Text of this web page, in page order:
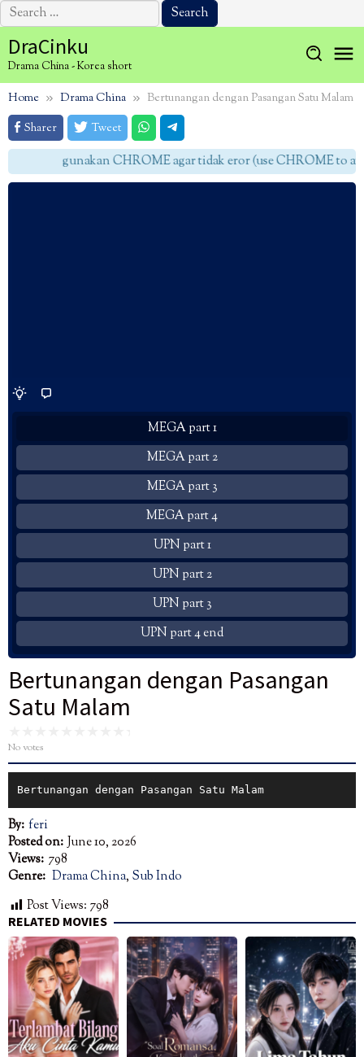
Search
for:
to
content
DraCinku
Drama China - Korea short
Home Drama China
Bertunangan dengan Pasangan Satu Malam
Sharer
Tweet
gunakan CHROME agar tidak eror (use CHROME to
MEGA part 1
MEGA part 2
MEGA part 3
MEGA part 4
UPN part 1
UPN part 2
UPN part 3
UPN part 4 end
Bertunangan dengan Pasangan
Satu Malam
No votes
Bertunangan dengan Pasangan Satu Malam
By: feri
Posted on: June 10, 2026
Views: 798
Genre: Drama China, Sub Indo
Post Views: 798
RELATED MOVIES